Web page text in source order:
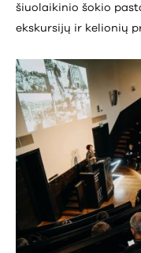
šiuolaikinio šokio
ekskursijų ir kelionių